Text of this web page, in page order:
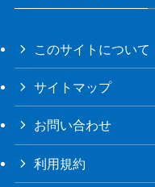
このサイトについて
サイトマップ
お問い合わせ
利用規約